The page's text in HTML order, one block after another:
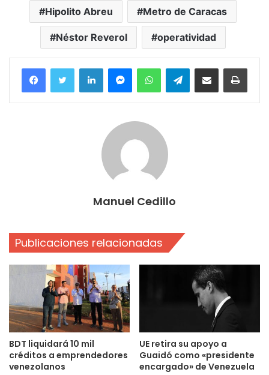
Hipolito Abreu Metro de Caracas
Néstor Reverol operatividad
FacebookTwitter LinkedInMessengerWhatsAppTelegramCompartir por correo electrónico
Manuel Cedillo
Publicaciones relacionadas
BDT liquidará 10 mil
créditos a emprendedores
venezolanos
UE retira su apoyo a
Guaidó como «presidente
encargado» de Venezuela